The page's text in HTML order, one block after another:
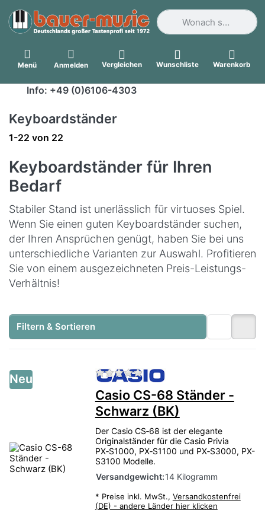
Geben Sie einen
Menü Anmelden Vergleichen Wunschliste Warenkorb
Info: +49 (0)6106-4303
Keyboardständer
Suchergebnisse:
1-22 von 22
Keyboardständer für Ihren
Bedarf
Stabiler Stand ist unerlässlich für virtuoses Spiel.
Wenn Sie einen guten Keyboardständer suchen,
der Ihren Ansprüchen genügt, haben Sie bei uns
unterschiedliche Varianten zur Auswahl. Profitieren
Sie von einem ausgezeichneten Preis-Leistungs-
Verhältnis!
Filtern & Sortieren
Neu Zu diesem Produkt liegen
Casio CS-68 Ständer -
Schwarz (BK)
Der Casio CS‑68 ist der elegante
Originalständer für die Casio Privia
PX‑S1000, PX‑S1100 und PX‑S3000, PX-
S3100 Modelle.
Versandgewicht:14 Kilogramm
* Preise inkl. MwSt., Versandkostenfrei
(DE) - andere Länder hier klicken